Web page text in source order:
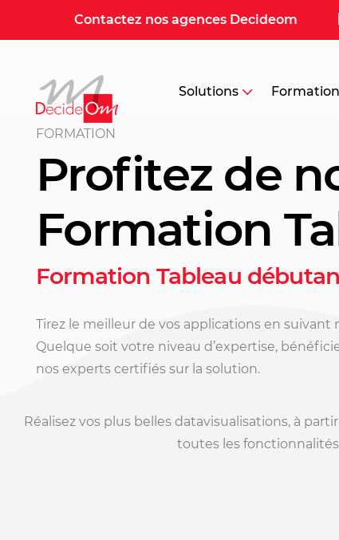
Contactez nos agences Decideom
Solutions
FORMATION
Profitez de
Formation
Formation Tableau
Tirez le meilleur de vos applications en suivant
Quelque soit votre niveau d’expertise,
nos experts certifiés sur la solution.
Réalisez vos plus belles datavisualisations, à
toutes les